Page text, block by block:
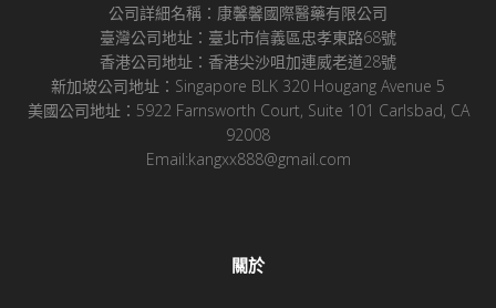
公司詳細名稱：康馨馨國際醫藥有限公司
臺灣公司地址：臺北市信義區忠孝東路68號
香港公司地址：香港尖沙咀加連威老道28號
新加坡公司地址：Singapore BLK 320 Hougang Avenue 5
美國公司地址：5922 Farnsworth Court, Suite 101 Carlsbad, CA
92008
Email:kangxx888@gmail.com
關於